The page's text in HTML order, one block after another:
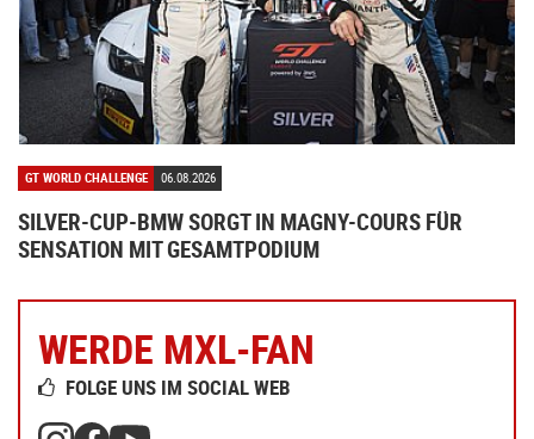
GT WORLD CHALLENGE 06.08.2026
SILVER-CUP-BMW SORGT IN MAGNY-COURS FÜR
SENSATION MIT GESAMTPODIUM
WERDE MXL-FAN
FOLGE UNS IM SOCIAL WEB